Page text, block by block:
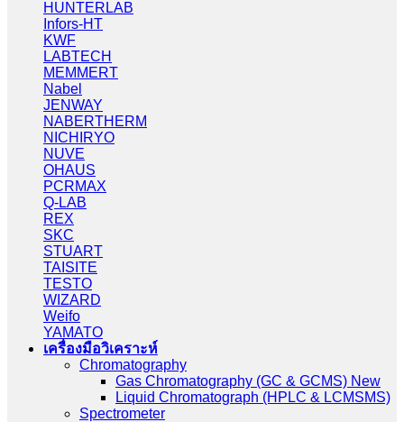
HUNTERLAB
Infors-HT
KWF
LABTECH
MEMMERT
Nabel
JENWAY
NABERTHERM
NICHIRYO
NUVE
OHAUS
PCRMAX
Q-LAB
REX
SKC
STUART
TAISITE
TESTO
WIZARD
Weifo
YAMATO
เครื่องมือวิเคราะห์
Chromatography
Gas Chromatography (GC & GCMS) New
Liquid Chromatograph (HPLC & LCMSMS)
Spectrometer